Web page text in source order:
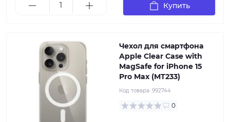
Купить
Чехол для смартфона
Apple Clear Case with
MagSafe for iPhone 15
Pro Max (MT233)
Код товара: 992744
0